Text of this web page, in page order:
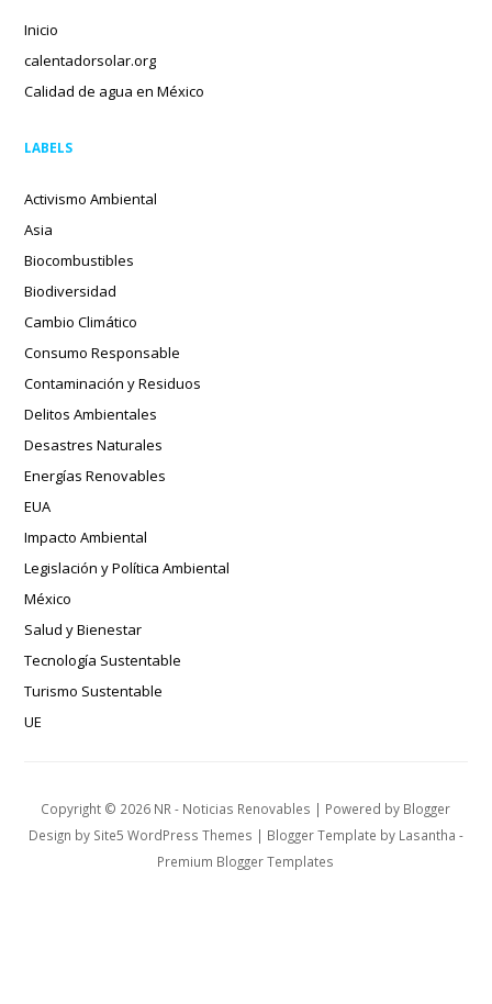
Inicio
calentadorsolar.org
Calidad de agua en México
LABELS
Activismo Ambiental
Asia
Biocombustibles
Biodiversidad
Cambio Climático
Consumo Responsable
Contaminación y Residuos
Delitos Ambientales
Desastres Naturales
Energías Renovables
EUA
Impacto Ambiental
Legislación y Política Ambiental
México
Salud y Bienestar
Tecnología Sustentable
Turismo Sustentable
UE
Copyright © 2026 NR - Noticias Renovables | Powered by Blogger
Design by Site5 WordPress Themes | Blogger Template by Lasantha -
Premium Blogger Templates